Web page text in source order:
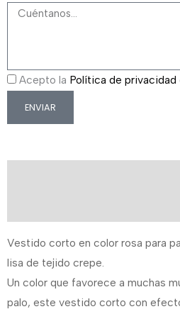
Acepto la Política de privacidad
ENVIAR
Vestido corto en color rosa para
lisa de tejido crepe.
Un color que favorece a muchas
palo, este vestido corto con